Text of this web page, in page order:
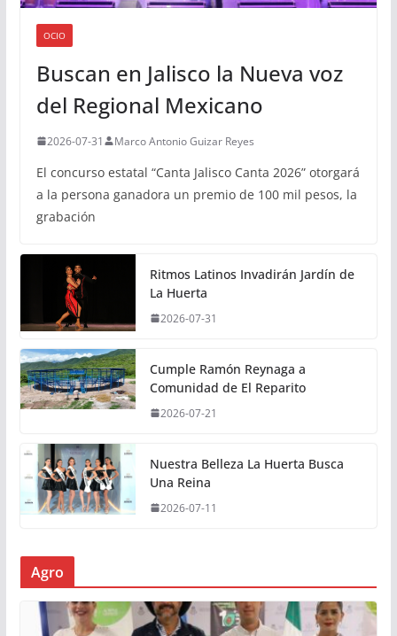
OCIO
Buscan en Jalisco la Nueva voz
del Regional Mexicano
2026-07-31 Marco Antonio Guizar Reyes
El concurso estatal “Canta Jalisco Canta 2026” otorgará
a la persona ganadora un premio de 100 mil pesos, la
grabación
Ritmos Latinos Invadirán Jardín de
La Huerta
2026-07-31
Cumple Ramón Reynaga a
Comunidad de El Reparito
2026-07-21
Nuestra Belleza La Huerta Busca
Una Reina
2026-07-11
Agro